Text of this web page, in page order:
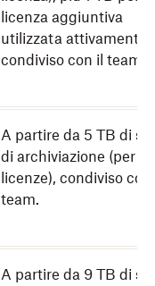
licenza aggiuntiva
utilizzata attivamente,
condiviso con il team.
A partire da 5 TB di
di archiviazione (per 3
licenze), condiviso con
team.
A partire da 9 TB di